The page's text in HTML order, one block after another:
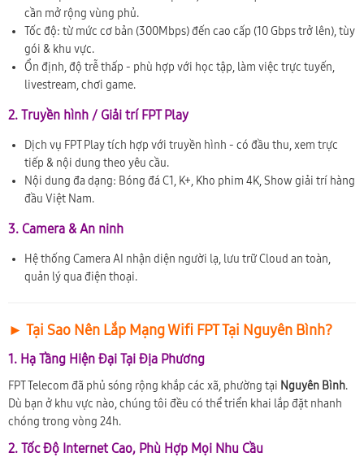
cần mở rộng vùng phủ.
Tốc độ: từ mức cơ bản (300Mbps) đến cao cấp (10 Gbps trở lên), tùy
gói & khu vực.
Ổn định, độ trễ thấp - phù hợp với học tập, làm việc trực tuyến,
livestream, chơi game.
2. Truyền hình / Giải trí FPT Play
Dịch vụ FPT Play tích hợp với truyền hình - có đầu thu, xem trực
tiếp & nội dung theo yêu cầu.
Nội dung đa dạng: Bóng đá C1, K+, Kho phim 4K, Show giải trí hàng
đầu Việt Nam.
3. Camera & An ninh
Hệ thống Camera AI nhận diện người lạ, lưu trữ Cloud an toàn,
quản lý qua điện thoại.
► Tại Sao Nên Lắp Mạng Wifi FPT Tại Nguyên Bình?
1. Hạ Tầng Hiện Đại Tại Địa Phương
FPT Telecom đã phủ sóng rộng khắp các xã, phường tại Nguyên Bình.
Dù bạn ở khu vực nào, chúng tôi đều có thể triển khai lắp đặt nhanh
chóng trong vòng 24h.
2. Tốc Độ Internet Cao, Phù Hợp Mọi Nhu Cầu